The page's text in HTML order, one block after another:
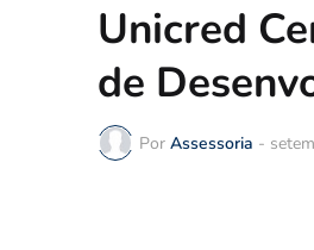
Unicred
de
Por Assessoria -